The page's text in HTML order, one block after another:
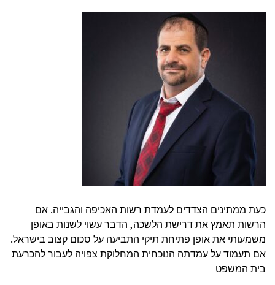
כעת ממתינים הצדדים לעמדת רשות האכיפה והגבייה. אם
הרשות תאמץ את דרישת הלשכה, הדבר עשוי לשנות באופן
משמעותי את אופן פתיחת תיקי התביעה על סכום קצוב בישראל.
אם תעמוד על עמדתה הנוכחית המחלוקת צפויה לעבור להכרעת
בית המשפט